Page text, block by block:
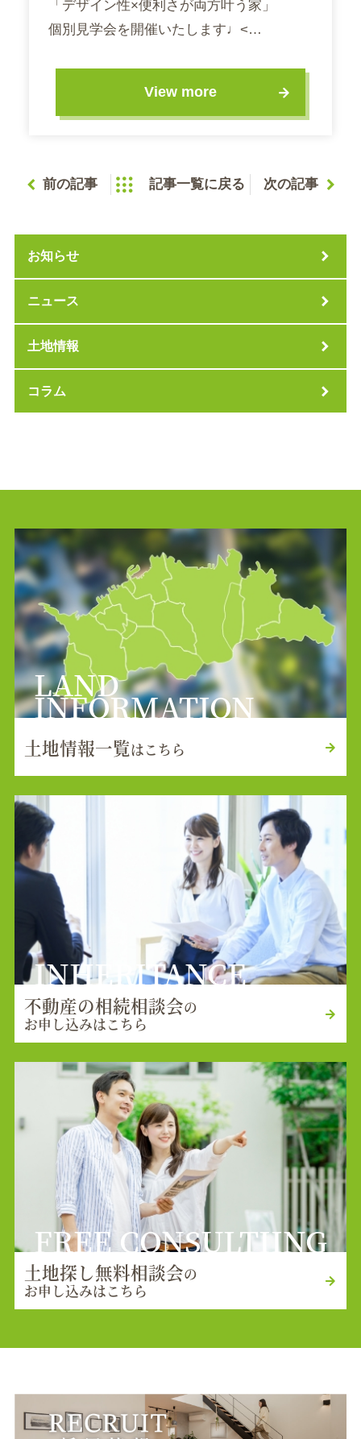
「デザイン性×便利さが両方叶う家」
個別見学会を開催いたします♩<…
View more
前の記事 記事一覧に戻る 次の記事
お知らせ
ニュース
土地情報
コラム
LAND
INFORMATION
土地情報一覧はこちら
INHERITANCE
不動産の相続相談会の
お申し込みはこちら
FREE CONSULTIING
土地探し無料相談会の
お申し込みはこちら